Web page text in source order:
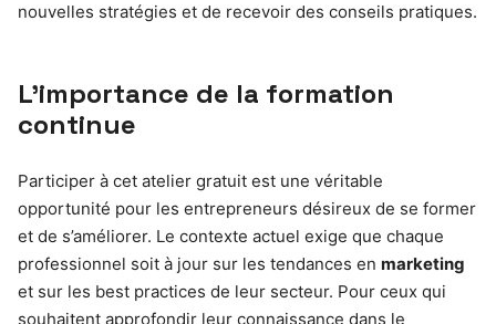
nouvelles stratégies et de recevoir des conseils pratiques.
L’importance de la formation
continue
Participer à cet atelier gratuit est une véritable
opportunité pour les entrepreneurs désireux de se former
et de s’améliorer. Le contexte actuel exige que chaque
professionnel soit à jour sur les tendances en marketing
et sur les best practices de leur secteur. Pour ceux qui
souhaitent approfondir leur connaissance dans le